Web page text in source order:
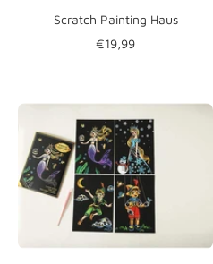
Scratch Painting Haus
Angebotspreis
€19,99